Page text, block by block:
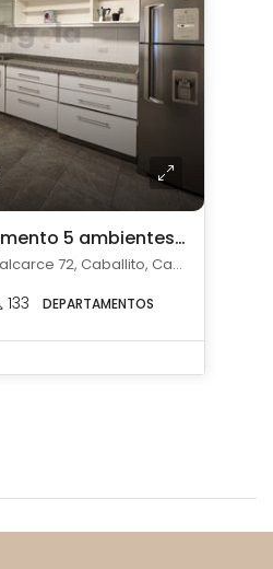
Venta departamento 5 ambientes c/ cochera en Caballito
Pasaje Florencio Balcarce 72, Caballito, Capital Federal
133 DEPARTAMENTOS